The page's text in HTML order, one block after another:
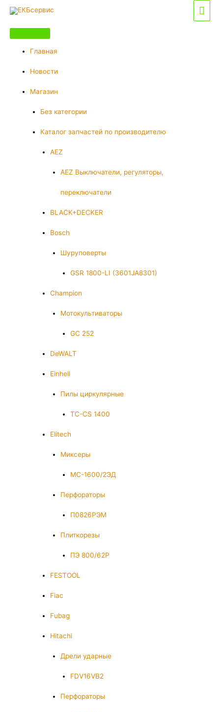
Перейти
содержимому
Главная
Новости
Магазин
Без категории
Каталог запчастей по производителю
AEZ
AEZ Выключатели, регуляторы,
переключатели
BLACK+DECKER
Bosch
Шуруповерты
GSR 1800-LI (3601JA8301)
Champion
Мотокультиваторы
GC 252
DeWALT
Einhell
Пилы циркулярные
TC-CS 1400
Elitech
Миксеры
МС-1600/2ЭД
Перфораторы
П0826РЭМ
Плиткорезы
ПЭ 800/62Р
FESTOOL
Fiac
Fubag
Hitachi
Дрели ударные
FDV16VB2
Перфораторы